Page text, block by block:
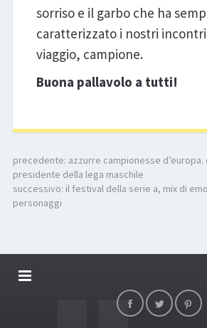
sorriso e il garbo che ha
caratterizzato i nostri
viaggio, campione.
Buona pallavolo a tutti!
precedente: azzurre campionesse
presidente della lega maschile
successivo: il festival della serie a, mix di
personaggi
DALLARIVOLLEY SOSTIENE